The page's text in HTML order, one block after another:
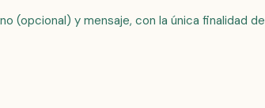
(opcional) y mensaje, con la única finalidad de